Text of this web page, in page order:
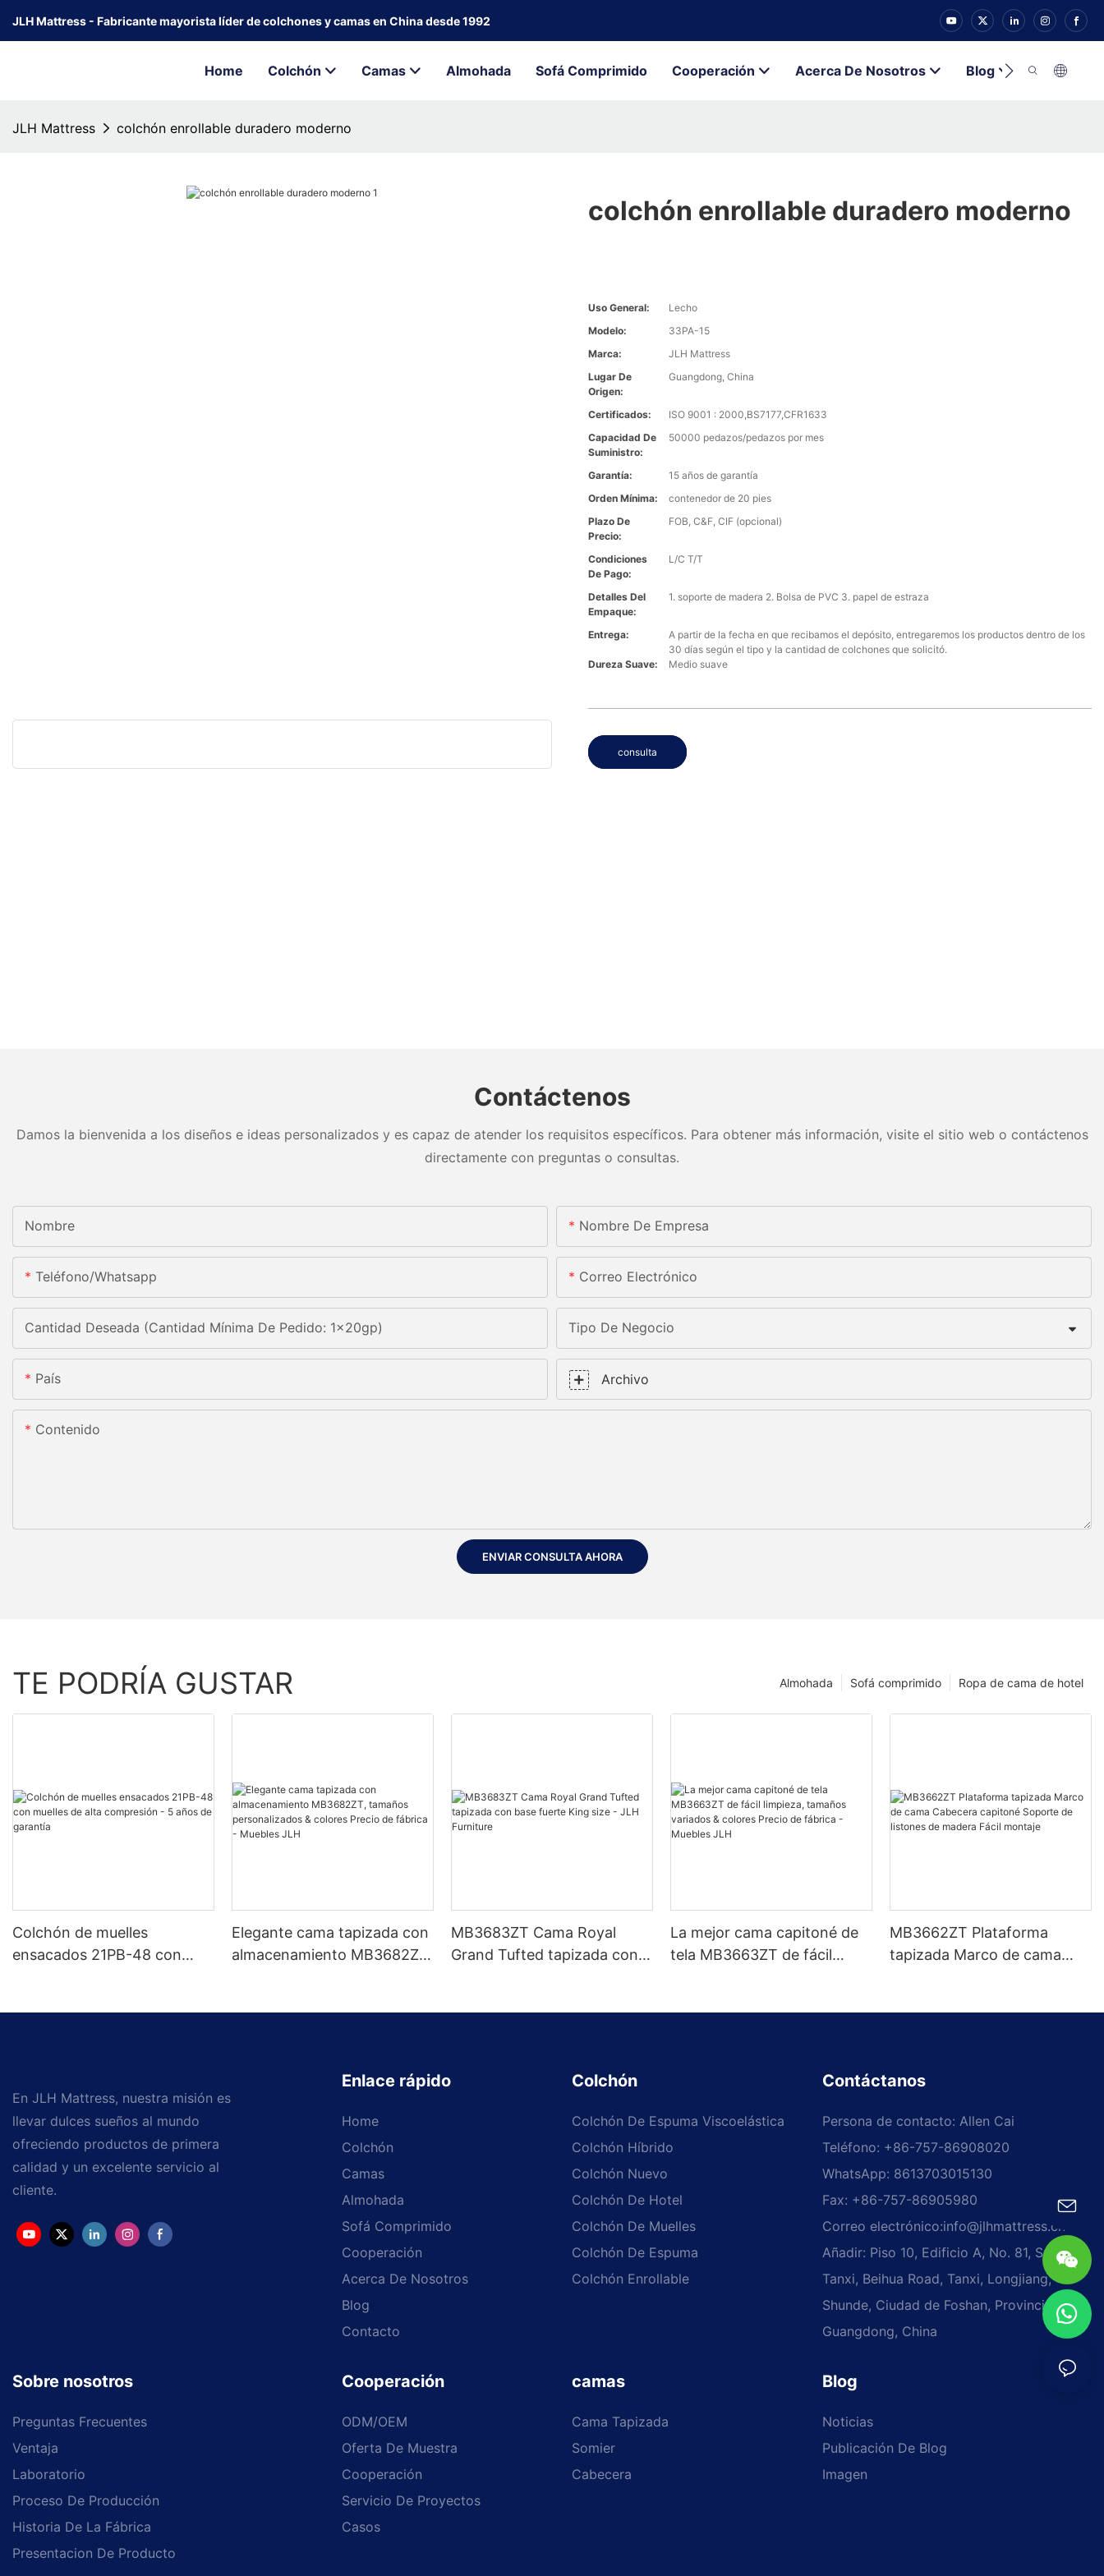
JLH Mattress - Fabricante mayorista líder de colchones y camas en China desde 1992
Home Colchón Camas Almohada Sofá Comprimido Cooperación Acerca De Nosotros Blog Contacto
JLH Mattress colchón enrollable duradero moderno
colchón enrollable duradero moderno
Uso General:
Lecho
Modelo:
33PA-15
Marca:
JLH Mattress
Lugar De
Origen:
Guangdong, China
Certificados:
ISO 9001 : 2000,BS7177,CFR1633
Capacidad De
Suministro:
50000 pedazos/pedazos por mes
Garantía:
15 años de garantía
Orden Mínima:
contenedor de 20 pies
Plazo De
Precio:
FOB, C&F, CIF (opcional)
Condiciones
De Pago:
L/C T/T
Detalles Del
Empaque:
1. soporte de madera 2. Bolsa de PVC 3. papel de estraza
Entrega:
A partir de la fecha en que recibamos el depósito, entregaremos los productos dentro de los
30 días según el tipo y la cantidad de colchones que solicitó.
Dureza Suave:
Medio suave
consulta
Contáctenos
Damos la bienvenida a los diseños e ideas personalizados y es capaz de atender los requisitos específicos. Para obtener más información, visite el sitio web o contáctenos
directamente con preguntas o consultas.
Nombre Nombre De Empresa
Teléfono/whatsapp Correo Electrónico
Cantidad Deseada (Cantidad Mínima De Pedido: 1x20gp) Tipo De Negocio
País Archivo
Contenido
ENVIAR CONSULTA AHORA
TE PODRÍA GUSTAR Ropa de cama de hotel
Sofá comprimido
Almohada
Colchón de muelles
ensacados 21PB-48 con
Elegante cama tapizada con
almacenamiento MB3682ZT,
MB3683ZT Cama Royal
Grand Tufted tapizada con
La mejor cama capitoné de
tela MB3663ZT de fácil
MB3662ZT Plataforma
tapizada Marco de cama
En JLH Mattress, nuestra misión es
llevar dulces sueños al mundo
ofreciendo productos de primera
calidad y un excelente servicio al
cliente.
Enlace rápido
Home
Colchón
Camas
Almohada
Sofá Comprimido
Cooperación
Acerca De Nosotros
Blog
Contacto
Colchón
Colchón De Espuma Viscoelástica
Colchón Híbrido
Colchón Nuevo
Colchón De Hotel
Colchón De Muelles
Colchón De Espuma
Colchón Enrollable
Contáctanos
Persona de contacto: Allen Cai
Teléfono: +86-757-86908020
WhatsApp: 8613703015130
Fax: +86-757-86905980
Correo electrónico:info@jlhmattress.cn
Añadir: Piso 10, Edificio A, No. 81, Sección
Tanxi, Beihua Road, Tanxi, Longjiang,
Shunde, Ciudad de Foshan, Provincia de
Guangdong, China
Sobre nosotros
Preguntas Frecuentes
Ventaja
Laboratorio
Proceso De Producción
Historia De La Fábrica
Presentacion De Producto
Cooperación
ODM/OEM
Oferta De Muestra
Cooperación
Servicio De Proyectos
Casos
camas
Cama Tapizada
Somier
Cabecera
Blog
Noticias
Publicación De Blog
Imagen